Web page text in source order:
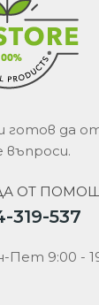
готов да
ОТ
319-537
Пет 9:00 -